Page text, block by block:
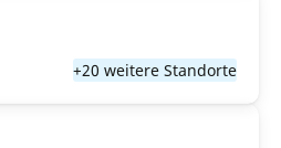
+20 weitere Standorte